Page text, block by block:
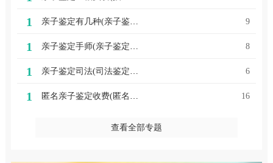
1 亲子鉴定有几种(亲子鉴定有几种方法鉴别孩子是不是亲生的) 9
1 亲子鉴定手师(亲子鉴定师手记) 8
1 亲子鉴定司法(司法鉴定机构 亲子鉴定) 6
1 匿名亲子鉴定收费(匿名亲子鉴定需要的材料) 16
查看全部专题